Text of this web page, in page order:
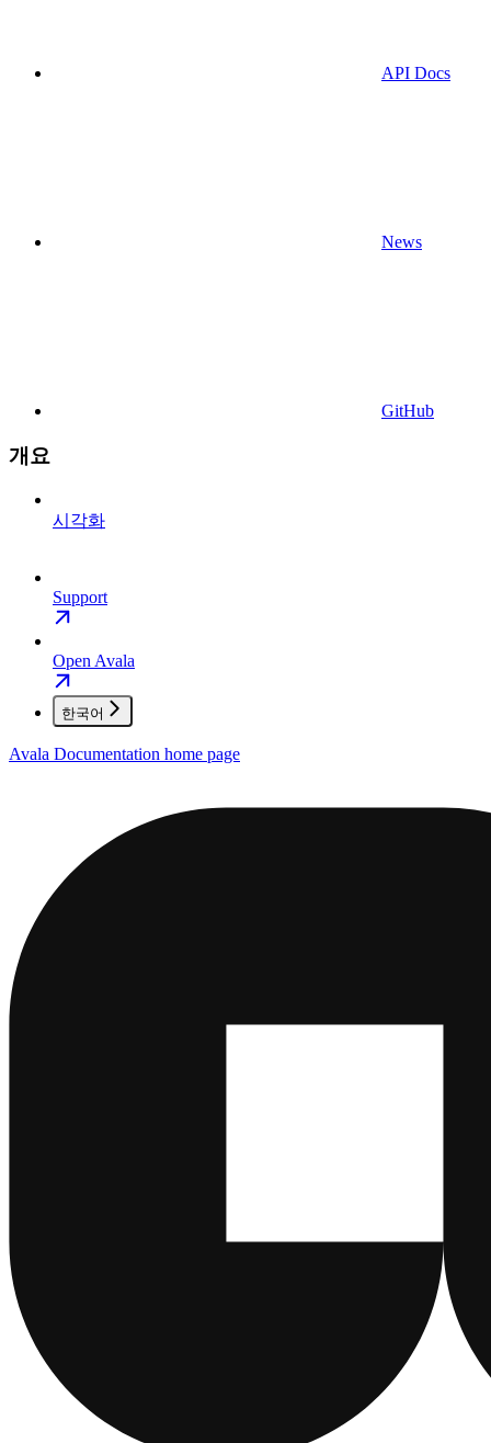
API Docs
News
GitHub
개요
시각화
Support
Open Avala
한국어
Avala Documentation home page